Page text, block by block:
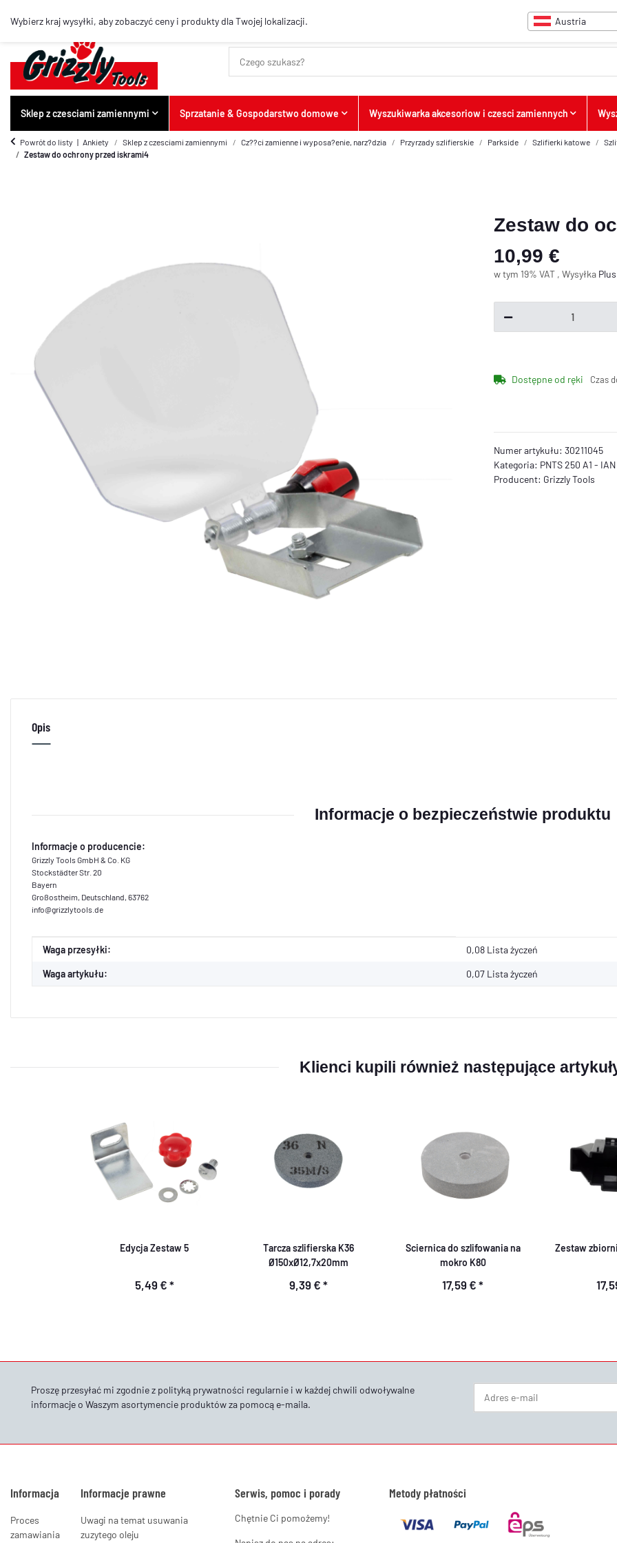
Wybierz kraj wysyłki, aby zobaczyć ceny i produkty dla Twojej lokalizacji. Austria
Sklep z czesciami zamiennymi Sprzatanie & Gospodarstwo domowe Wyszukiwarka akcesoriow i czesci zamiennych
Powrót do listy Ankiety Sklep z czesciami zamiennymi Cz??ci zamienne i wyposa?enie, narz?dzia Przyrzady szlifierskie Parkside Szlifierki katowe
Zestaw do ochrony przed iskrami4
Zestaw do
10,99 €
w tym 19% VAT , Wysyłka
Dostępne od ręki Czas
Numer artykułu: 30211045
Kategoria: PNTS 250 A1 -
Producent: Grizzly Tools
Opis
Informacje o bezpieczeństwie produktu
Informacje o producencie:
Grizzly Tools GmbH & Co. KG
Stockstädter Str. 20
Bayern
Großostheim, Deutschland, 63762
info@grizzlytools.de
Cecha produktu
Wartość
Waga przesyłki: 0,08 Lista życzeń
Waga artykułu: 0,07 Lista życzeń
Klienci kupili również następujące
Edycja Zestaw 5
5,49 € *
Tarcza szlifierska K36
Ø150xØ12,7x20mm
9,39 € *
Sciernica do szlifowania na
mokro K80
17,59 € *
Zestaw
Proszę przesyłać mi zgodnie z polityką prywatności regularnie i w każdej chwili odwoływalne
informacje o Waszym asortymencie produktów za pomocą e-maila.
Informacja
Proces
zamawiania
Informacje prawne
Uwagi na temat usuwania
zuzytego oleju
Serwis, pomoc i porady
Chętnie Ci pomożemy!
Metody płatności